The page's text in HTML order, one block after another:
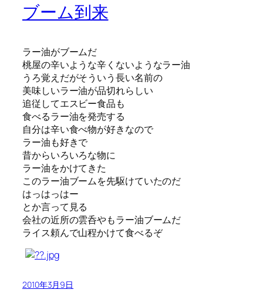
ブーム到来
ラー油がブームだ
桃屋の辛いような辛くないようなラー油
うろ覚えだがそういう長い名前の
美味しいラー油が品切れらしい
追従してエスビー食品も
食べるラー油を発売する
自分は辛い食べ物が好きなので
ラー油も好きで
昔からいろいろな物に
ラー油をかけてきた
このラー油ブームを先駆けていたのだ
はっはっはー
とか言って見る
会社の近所の雲呑やもラー油ブームだ
ライス頼んで山程かけて食べるぞ
2010年3月9日